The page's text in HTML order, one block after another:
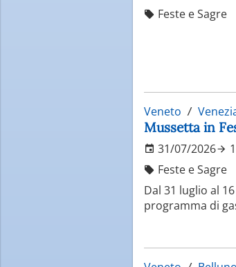
Feste e Sagre
Veneto
Mussetta in
31/07/2026
Feste e Sagre
Dal 31 luglio al
programma di